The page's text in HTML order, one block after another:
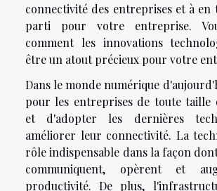
connectivité des entreprises et à
parti pour votre entreprise.
comment les innovations
être un atout précieux pour votre
Dans le monde numérique
pour les entreprises de toute taille
et d'adopter les dernières
améliorer leur connectivité. La
rôle indispensable dans la façon
communiquent, opèrent et
productivité. De plus,